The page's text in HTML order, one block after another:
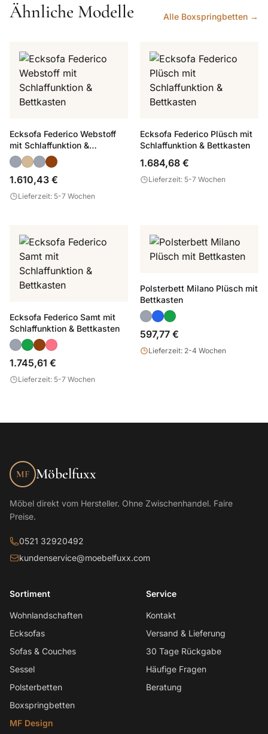
Ähnliche Modelle Alle Boxspringbetten →
Ecksofa Federico Webstoff
mit Schlaffunktion &
Bettkasten
1.610,43 €
Lieferzeit: 5-7 Wochen
Ecksofa Federico Plüsch mit
Schlaffunktion & Bettkasten
1.684,68 €
Lieferzeit: 5-7 Wochen
Ecksofa Federico Samt mit
Schlaffunktion & Bettkasten
1.745,61 €
Lieferzeit: 5-7 Wochen
Polsterbett Milano Plüsch mit
Bettkasten
597,77 €
Lieferzeit: 2-4 Wochen
MF Möbelfuxx
Möbel direkt vom Hersteller. Ohne Zwischenhandel. Faire
Preise.
0521 32920492
kundenservice@moebelfuxx.com
Sortiment
Wohnlandschaften
Ecksofas
Sofas & Couches
Sessel
Polsterbetten
Boxspringbetten
MF Design
Service
Kontakt
Versand & Lieferung
30 Tage Rückgabe
Häufige Fragen
Beratung